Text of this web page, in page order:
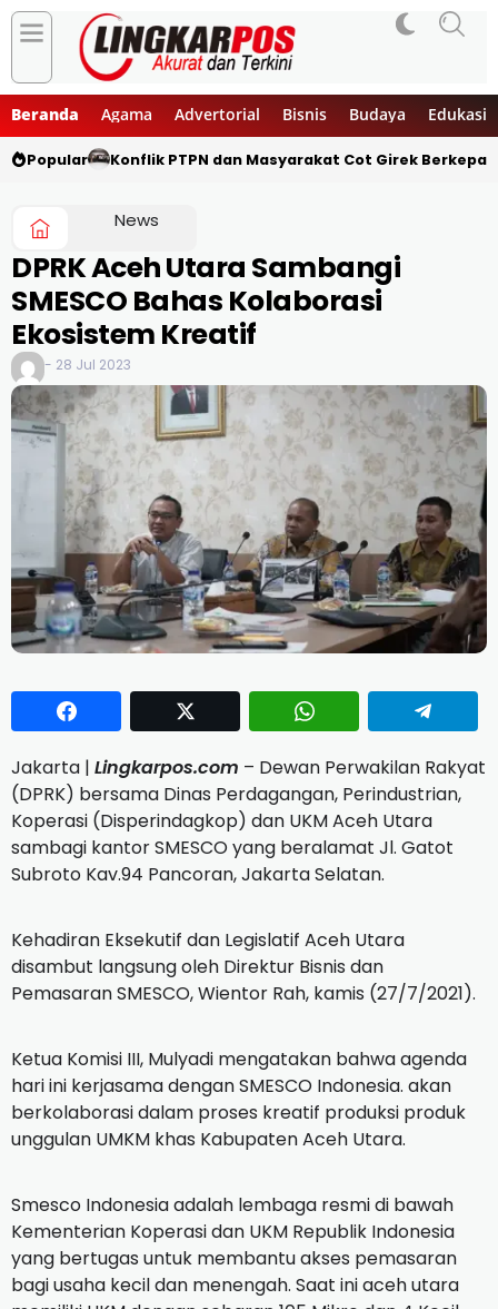
Beranda Agama Advertorial Bisnis Budaya Edukasi
Popular Konflik PTPN dan Masyarakat Cot Girek
News
DPRK Aceh Utara Sambangi
SMESCO Bahas Kolaborasi
Ekosistem Kreatif
- 28 Jul 2023
Jakarta | Lingkarpos.com – Dewan Perwakilan Rakyat
(DPRK) bersama Dinas Perdagangan, Perindustrian,
Koperasi (Disperindagkop) dan UKM Aceh Utara
sambagi kantor SMESCO yang beralamat Jl. Gatot
Subroto Kav.94 Pancoran, Jakarta Selatan.
Kehadiran Eksekutif dan Legislatif Aceh Utara
disambut langsung oleh Direktur Bisnis dan
Pemasaran SMESCO, Wientor Rah, kamis (27/7/2021).
Ketua Komisi III, Mulyadi mengatakan bahwa agenda
hari ini kerjasama dengan SMESCO Indonesia. akan
berkolaborasi dalam proses kreatif produksi produk
unggulan UMKM khas Kabupaten Aceh Utara.
Smesco Indonesia adalah lembaga resmi di bawah
Kementerian Koperasi dan UKM Republik Indonesia
yang bertugas untuk membantu akses pemasaran
bagi usaha kecil dan menengah. Saat ini aceh utara